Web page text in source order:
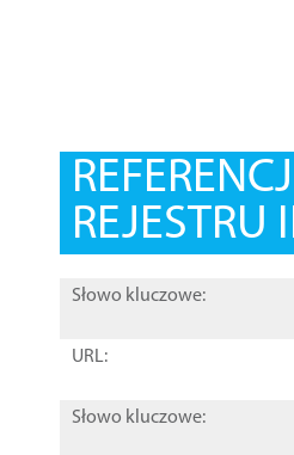
REJESTRU
Słowo kluczowe:
URL:
Słowo kluczowe: